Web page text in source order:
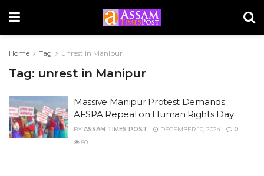
Home Tag unrest in Manipur
Tag: unrest in Manipur
Massive Manipur Protest Demands
AFSPA Repeal on Human Rights Day
BY ASSAM TIMES POST DECEMBER 10, 2024
0
50